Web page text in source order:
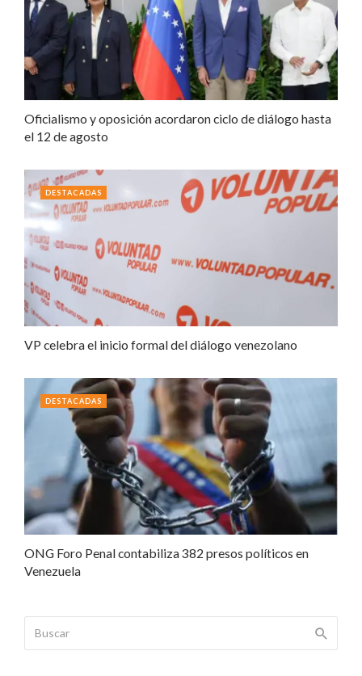
Oficialismo y oposición acordaron ciclo de diálogo hasta
el 12 de agosto
VP celebra el inicio formal del diálogo venezolano
DESTACADAS
ONG Foro Penal contabiliza 382 presos políticos en
Venezuela
DESTACADAS